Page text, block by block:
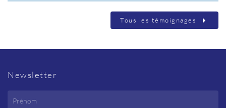
Tous les témoignages
Newsletter